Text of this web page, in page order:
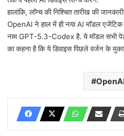
हालांकि, लॉन्च की निश्चित तारीख की
OpenAI ने हाल में ही नया AI मॉडल एजेंटिक
नाम GPT-5.3-Codex है. ये मॉडल सभी
का कहना है कि ये डिवाइस पिछले वर्जन के